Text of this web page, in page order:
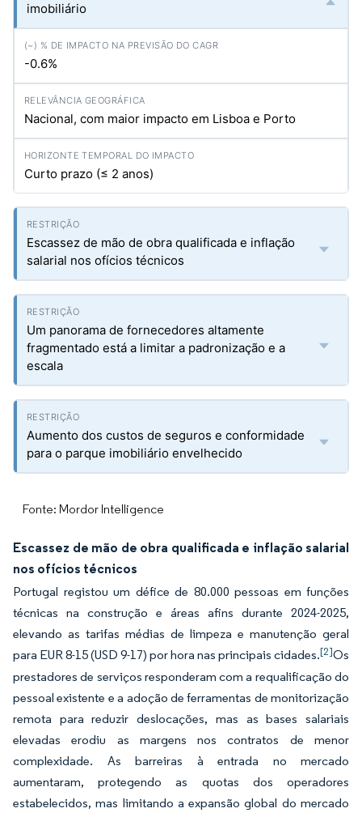
imobiliário
-0.6%
Nacional, com maior impacto em Lisboa e Porto
Curto prazo (≤ 2 anos)
Escassez de mão de obra qualificada e inflação
salarial nos ofícios técnicos
Um panorama de fornecedores altamente
fragmentado está a limitar a padronização e a
escala
Aumento dos custos de seguros e conformidade
para o parque imobiliário envelhecido
Fonte: Mordor Intelligence
Escassez de mão de obra qualificada e inflação salarial
nos ofícios técnicos
Portugal registou um défice de 80.000 pessoas em funções
técnicas na construção e áreas afins durante 2024-2025,
elevando as tarifas médias de limpeza e manutenção geral
para EUR 8-15 (USD 9-17) por hora nas principais cidades.[2]Os
prestadores de serviços responderam com a requalificação do
pessoal existente e a adoção de ferramentas de monitorização
remota para reduzir deslocações, mas as bases salariais
elevadas erodiu as margens nos contratos de menor
complexidade. As barreiras à entrada no mercado
aumentaram, protegendo as quotas dos operadores
estabelecidos, mas limitando a expansão global do mercado